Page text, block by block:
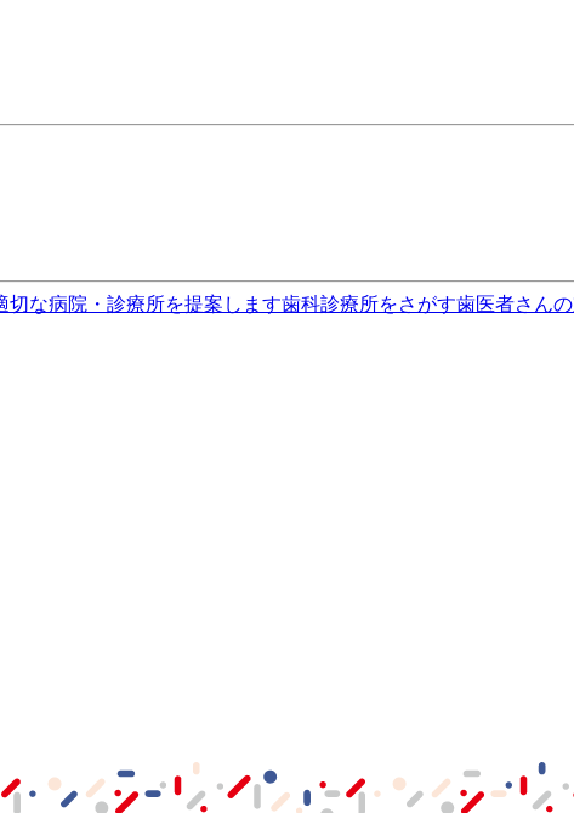
な病院・診療所を提案します歯科診療所をさがす歯医者さん